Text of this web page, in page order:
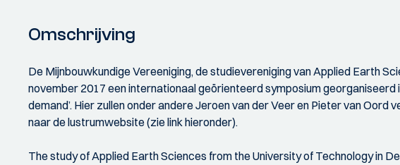
Omschrijving
De Mijnbouwkundige Vereeniging, de studievereniging van Applied Earth
november 2017 een internationaal geörienteerd symposium
demand’. Hier zullen onder andere Jeroen van der Veer en Pieter van
naar de lustrumwebsite (zie link hieronder).
The study of Applied Earth Sciences from the University of Technology in